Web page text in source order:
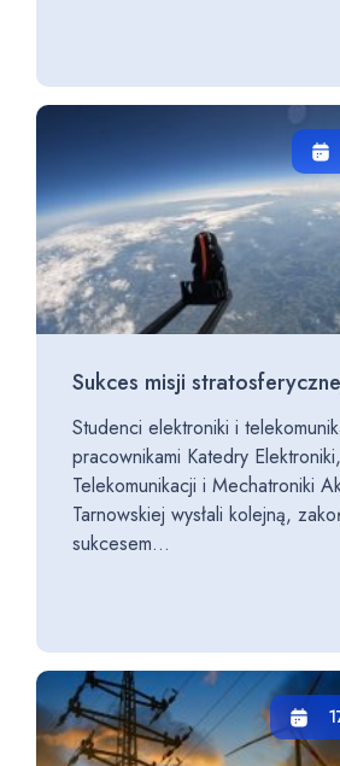
Sukces misji
Studenci elektroniki i
pracownikami Katedry Elektroniki,
Telekomunikacji i Mechatroniki
Tarnowskiej wysłali kolejną,
sukcesem...